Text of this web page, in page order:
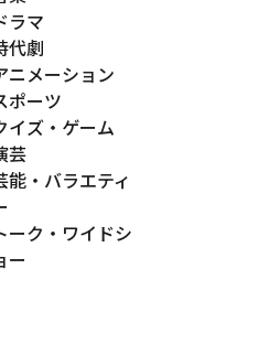
ラマ
代劇
ニメーション
ポーツ
イズ・ゲーム
芸
能・バラエティ
ーク・ワイドシ
ー